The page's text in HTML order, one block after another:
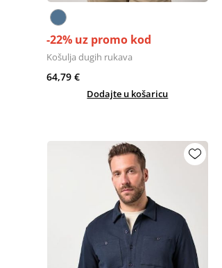
-22% uz promo kod
Košulja dugih rukava
64,79 €
Dodajte u košaricu